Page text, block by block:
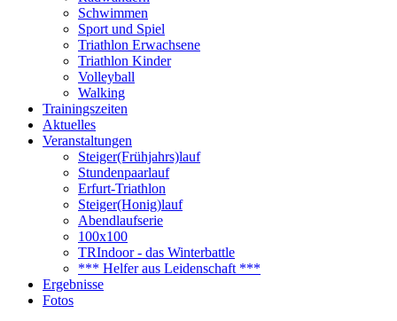
Schwimmen
Sport und Spiel
Triathlon Erwachsene
Triathlon Kinder
Volleyball
Walking
Trainingszeiten
Aktuelles
Veranstaltungen
Steiger(Frühjahrs)lauf
Stundenpaarlauf
Erfurt-Triathlon
Steiger(Honig)lauf
Abendlaufserie
100x100
TRIndoor - das Winterbattle
*** Helfer aus Leidenschaft ***
Ergebnisse
Fotos